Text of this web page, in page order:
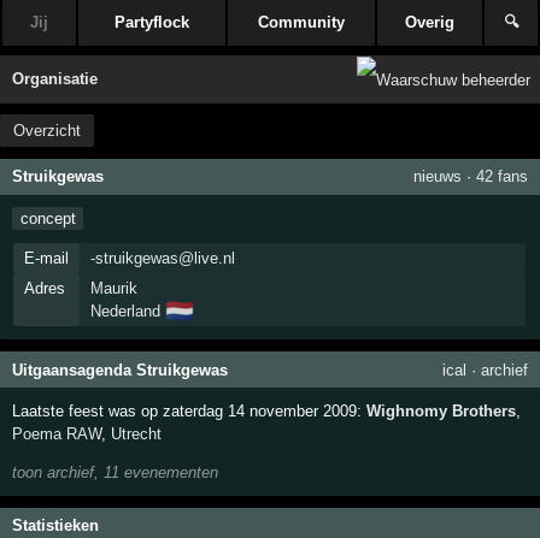
Jij Partyflock Community Overig 🔍
Organisatie
Overzicht
Struikgewas nieuws · 42 fans
concept
E-mail
-struikgewas@live.nl
Adres
Maurik
Nederland 🇳🇱
Uitgaansagenda Struikgewas ical · archief
Laatste feest was op zaterdag 14 november 2009:Wighnomy Brothers
Poema RAW, Utrecht
toon archief, 11 evenementen
Statistieken